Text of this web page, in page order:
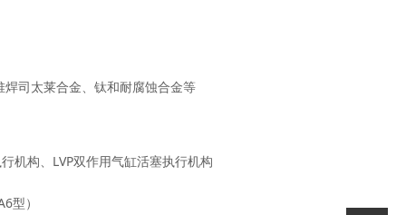
司太莱合金、钛和耐腐蚀合金等
机构、LVP双作用气缸活塞执行机构
型）